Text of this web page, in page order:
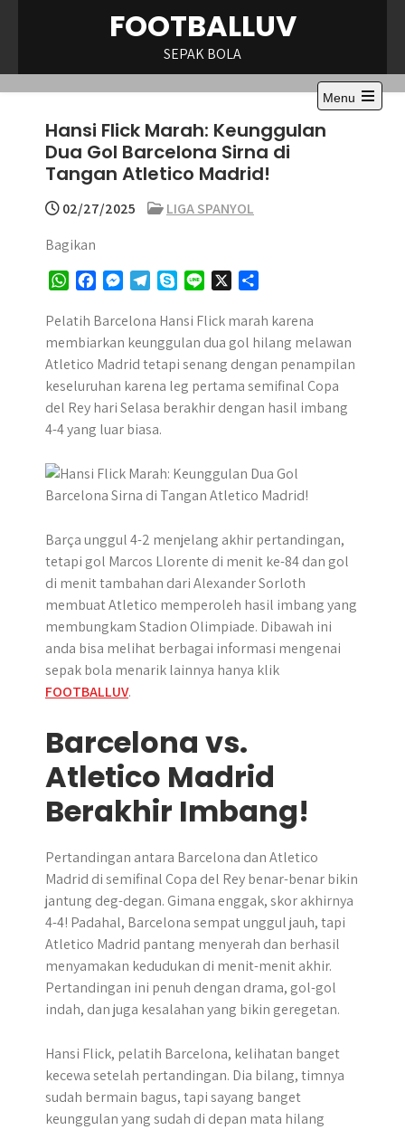
FOOTBALLUV
SEPAK BOLA
Menu
Open
Hansi Flick Marah: Keunggulan
Dua Gol Barcelona Sirna di
Tangan Atletico Madrid!
02/27/2025
LIGA SPANYOL
Bagikan
W
a
t
s
A
p
c
e
b
o
s
s
e
n
g
r
l
e
g
r
y
p
e
n
e
a
r
e
Pelatih Barcelona Hansi Flick marah karena
membiarkan keunggulan dua gol hilang melawan
Atletico Madrid tetapi senang dengan penampilan
keseluruhan karena leg pertama semifinal Copa
del Rey hari Selasa berakhir dengan hasil imbang
4-4 ​​yang luar biasa.
Barça unggul 4-2 menjelang akhir pertandingan,
tetapi gol Marcos Llorente di menit ke-84 dan gol
di menit tambahan dari Alexander Sorloth
membuat Atletico memperoleh hasil imbang yang
membungkam Stadion Olimpiade. Dibawah ini
anda bisa melihat berbagai informasi mengenai
sepak bola menarik lainnya hanya klik
FOOTBALLUV.
Barcelona vs.
Atletico Madrid
Berakhir Imbang!
Pertandingan antara Barcelona dan Atletico
Madrid di semifinal Copa del Rey benar-benar bikin
jantung deg-degan. Gimana enggak, skor akhirnya
4-4! Padahal, Barcelona sempat unggul jauh, tapi
Atletico Madrid pantang menyerah dan berhasil
menyamakan kedudukan di menit-menit akhir.
Pertandingan ini penuh dengan drama, gol-gol
indah, dan juga kesalahan yang bikin geregetan.
Hansi Flick, pelatih Barcelona, kelihatan banget
kecewa setelah pertandingan. Dia bilang, timnya
sudah bermain bagus, tapi sayang banget
keunggulan yang sudah di depan mata hilang